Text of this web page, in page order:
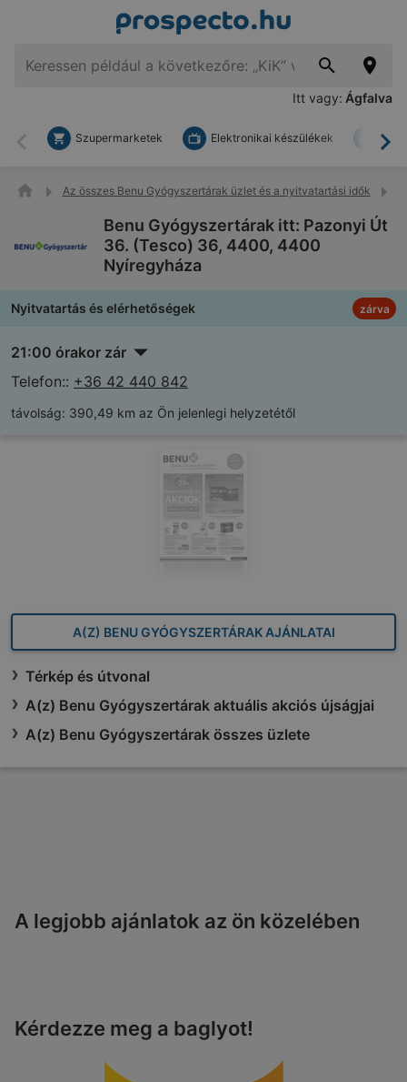
Itt vagy: Ágfalva
Vissza
Szupermarketek Elektronikai készülékek
Az összes Benu Gyógyszertárak üzlet és a nyitvatartási idők
Benu Gyógyszertárak itt: Pazonyi Út
36. (Tesco) 36, 4400, 4400
Nyíregyháza
Nyitvatartás és elérhetőségek zárva
21:00 órakor zár
Telefon:: +36 42 440 842
távolság: 390,49 km az Ön jelenlegi helyzetétől
A(Z) BENU GYÓGYSZERTÁRAK AJÁNLATAI
Térkép és útvonal
A(z) Benu Gyógyszertárak aktuális akciós újságjai
A(z) Benu Gyógyszertárak összes üzlete
A legjobb ajánlatok az ön közelében
Kérdezze meg a baglyot!